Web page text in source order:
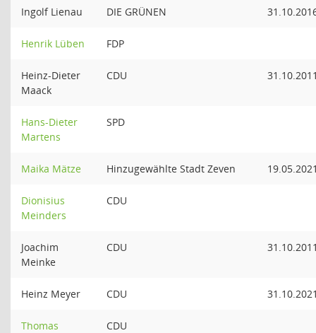
Ingolf Lienau DIE GRÜNEN
Henrik Lüben FDP
Heinz-Dieter
Maack
CDU
Hans-Dieter
Martens
SPD
Maika Mätze Hinzugewählte Stadt Zeven
Dionisius
Meinders
CDU
Joachim
Meinke
CDU
Heinz Meyer CDU
Thomas
CDU